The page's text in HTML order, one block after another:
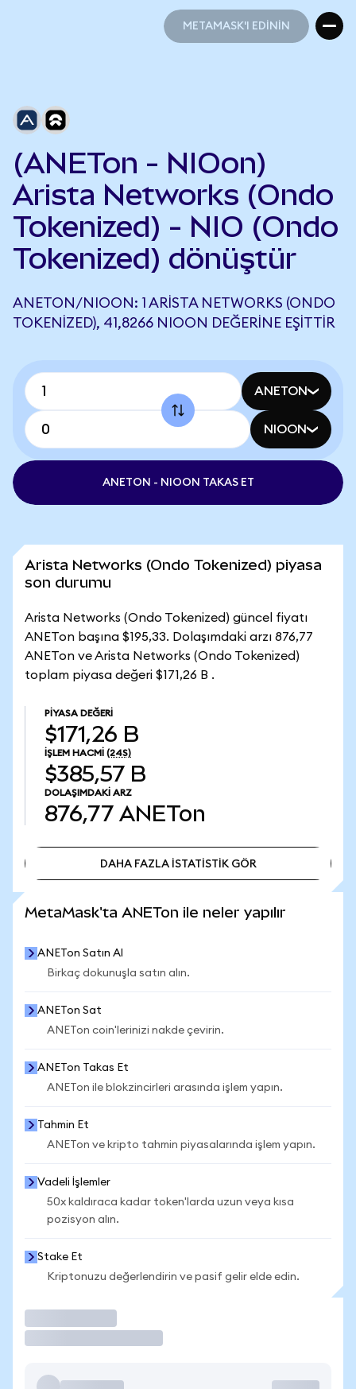
METAMASK'I EDİNİN
(ANETon - NIOon)
Arista Networks (Ondo
Tokenized) - NIO (Ondo
Tokenized) dönüştür
ANETON/NIOON: 1 ARISTA NETWORKS (ONDO
TOKENIZED), 41,8266 NIOON DEĞERINE EŞITTIR
ANETON
NIOON
ANETON - NIOON TAKAS ET
Arista Networks (Ondo Tokenized) piyasa
son durumu
Arista Networks (Ondo Tokenized) güncel fiyatı
ANETon başına $195,33. Dolaşımdaki arzı 876,77
ANETon ve Arista Networks (Ondo Tokenized)
toplam piyasa değeri $171,26 B .
PIYASA DEĞERI
$171,26 B
İŞLEM HACMI (24S)
$385,57 B
DOLAŞIMDAKI ARZ
876,77 ANETon
DAHA FAZLA İSTATİSTİK GÖR
MetaMask'ta ANETon ile neler yapılır
ANETon Satın Al
Birkaç dokunuşla satın alın.
ANETon Sat
ANETon coin'lerinizi nakde çevirin.
ANETon Takas Et
ANETon ile blokzincirleri arasında işlem yapın.
Tahmin Et
ANETon ve kripto tahmin piyasalarında işlem yapın.
Vadeli İşlemler
50x kaldıraca kadar token'larda uzun veya kısa
pozisyon alın.
Stake Et
Kriptonuzu değerlendirin ve pasif gelir elde edin.